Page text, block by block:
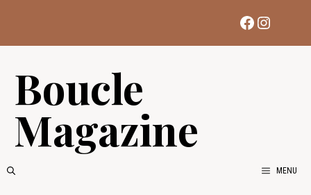
contenu
Facebook
Boucle
Magazine
MENU